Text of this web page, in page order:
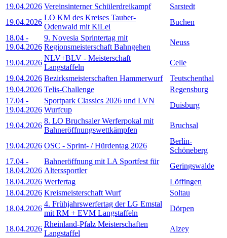
19.04.2026 Vereinsinterner Schülerdreikampf
Sarstedt
19.04.2026
LO KM des Kreises Tauber-
Odenwald mit KiLei
Buchen
18.04 -
19.04.2026
9. Novesia Sprintertag mit
Regionsmeisterschaft Bahngehen
Neuss
19.04.2026
NLV+BLV - Meisterschaft
Langstaffeln
Celle
19.04.2026 Bezirksmeisterschaften Hammerwurf
Teutschenthal
19.04.2026 Telis-Challenge
Regensburg
17.04 -
19.04.2026
Sportpark Classics 2026 und LVN
Wurfcup
Duisburg
19.04.2026
8. LO Bruchsaler Werferpokal mit
Bahneröffnungswettkämpfen
Bruchsal
19.04.2026 OSC - Sprint- / Hürdentag 2026
Berlin-
Schöneberg
17.04 -
18.04.2026
Bahneröffnung mit LA Sportfest für
Alterssportler
Geringswalde
18.04.2026 Werfertag
Löffingen
18.04.2026 Kreismeisterschaft Wurf
Soltau
18.04.2026
4. Frühjahrswerfertag der LG Emstal
mit RM + EVM Langstaffeln
Dörpen
18.04.2026
Rheinland-Pfalz Meisterschaften
Langstaffel
Alzey